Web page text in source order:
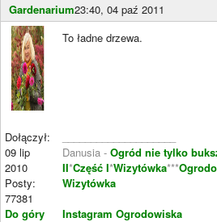
Gardenarium23:40, 04 paź 2011
Dołączył:
09 lip
2010
Posty:
77381
Do góry
To ładne drzewa.
Danusia - Ogród nie tylko
II*Część I*Wizytówka***
Wizytówka
Instagram Ogrodowiska